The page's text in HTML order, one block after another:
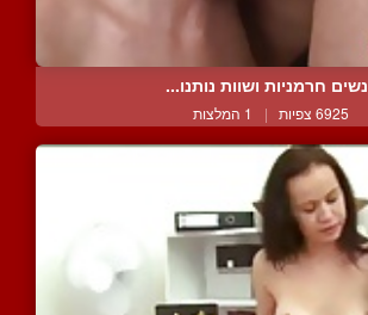
נשים חרמניות ושוות נותנו...
6925 צפיות | 1 המלצות